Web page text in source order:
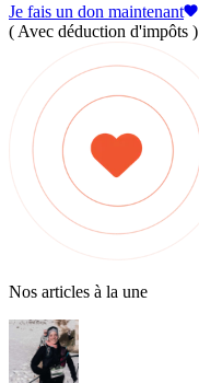
Je fais un don maintenant
( Avec déduction d'impôts )
Nos articles à la une